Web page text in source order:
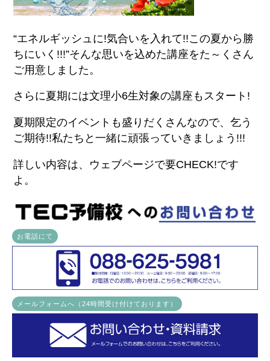
“エネルギッシュに!気合いを入れて!!この夏から勝
ちにいく!!!”そんな思いを込めた講座をた～くさん
ご用意しました。
さらに夏期には文理小6生対象の講座もスタート!
夏期限定のイベントも盛りだくさんなので、乞う
ご期待!!私たちと一緒に頑張っていきましょう!!!
詳しい内容は、ウェブページで要CHECK!です
よ。
お電話にて
メールフォームへ（24時間受け付けております）